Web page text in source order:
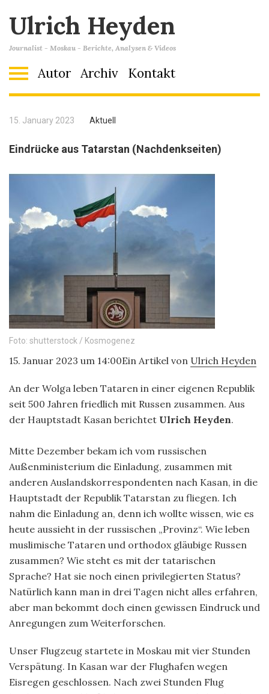
Ulrich Heyden
Journalist - Moskau - Berichte, Analysen & Videos
Autor Archiv Kontakt
15. January 2023 Aktuell
Eindrücke aus Tatarstan (Nachdenkseiten)
Foto: shutterstock / Kosmogenez
15. Januar 2023 um 14:00Ein Artikel von Ulrich Heyden
An der Wolga leben Tataren in einer eigenen Republik
seit 500 Jahren friedlich mit Russen zusammen. Aus
der Hauptstadt Kasan berichtet Ulrich Heyden.
Mitte Dezember bekam ich vom russischen
Außenministerium die Einladung, zusammen mit
anderen Auslandskorrespondenten nach Kasan, in die
Hauptstadt der Republik Tatarstan zu fliegen. Ich
nahm die Einladung an, denn ich wollte wissen, wie es
heute aussieht in der russischen „Provinz“. Wie leben
muslimische Tataren und orthodox gläubige Russen
zusammen? Wie steht es mit der tatarischen
Sprache? Hat sie noch einen privilegierten Status?
Natürlich kann man in drei Tagen nicht alles erfahren,
aber man bekommt doch einen gewissen Eindruck und
Anregungen zum Weiterforschen.
Unser Flugzeug startete in Moskau mit vier Stunden
Verspätung. In Kasan war der Flughafen wegen
Eisregen geschlossen. Nach zwei Stunden Flug